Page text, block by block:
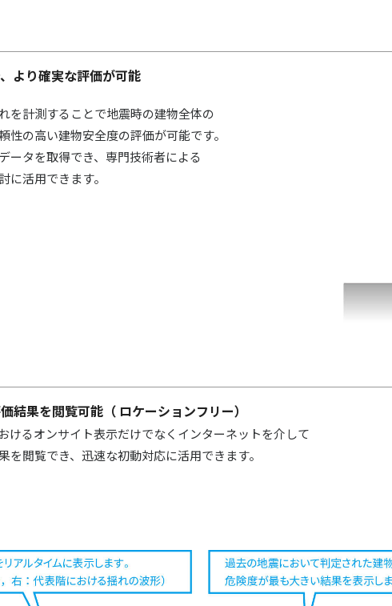
より確実な評価が可能
を計測することで地震時の建物全体の
の高い建物安全度の評価が可能です。
ータを取得でき、専門技術者による
に活用できます。
結果を閲覧可能（ ロケーションフリー）
けるオンサイト表示だけでなくインターネットを介して
閲覧でき、迅速な初動対応に活用できます。